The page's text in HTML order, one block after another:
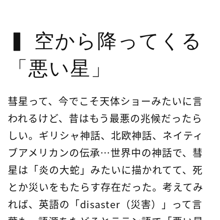
空から降ってくる
「悪い星」
彗星って、今でこそ天体ショーみたいに言
われるけど、昔はもう最悪の兆候だったら
しい。ギリシャ神話、北欧神話、ネイティ
ブアメリカンの伝承…世界中の神話で、彗
星は「炎の大蛇」みたいに描かれてて、死
とか災いをもたらす存在だった。考えてみ
れば、英語の「disaster（災害）」って言